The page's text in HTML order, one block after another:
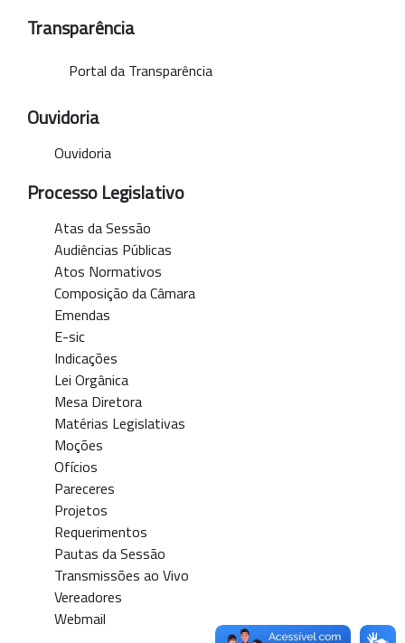
Transparência
Portal da Transparência
Ouvidoria
Ouvidoria
Processo Legislativo
Atas da Sessão
Audiências Públicas
Atos Normativos
Composição da Câmara
Emendas
E-sic
Indicações
Lei Orgânica
Mesa Diretora
Matérias Legislativas
Moções
Ofícios
Pareceres
Projetos
Requerimentos
Pautas da Sessão
Transmissões ao Vivo
Vereadores
Webmail